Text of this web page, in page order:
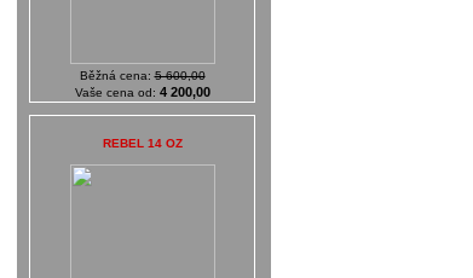
Běžná cena:5 600,00
Vaše cena od: 4 200,00
REBEL 14 OZ